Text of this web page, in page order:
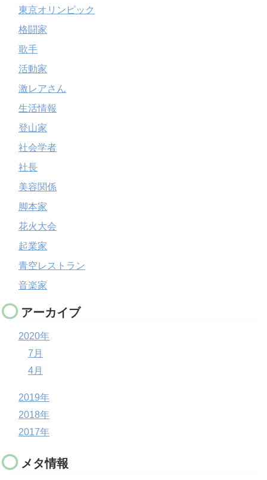
東京オリンピック
格闘家
歌手
活動家
激レアさん
生活情報
登山家
社会学者
社長
美容関係
脚本家
花火大会
起業家
青空レストラン
音楽家
アーカイブ
2020年
7月
4月
2019年
2018年
2017年
メタ情報